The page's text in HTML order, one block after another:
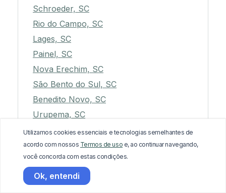
Schroeder, SC
Rio do Campo, SC
Lages, SC
Painel, SC
Nova Erechim, SC
São Bento do Sul, SC
Benedito Novo, SC
Urupema, SC
Apiúna, SC
Santa Cecília, SC
Campos Novos, SC
Imbituba, SC
Utilizamos cookies essenciais e tecnologias semelhantes de
acordo com nossos Termos de uso e, ao continuar navegando,
você concorda com estas condições.
Ok, entendi